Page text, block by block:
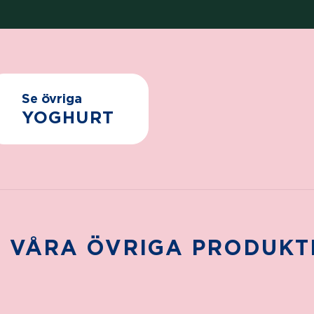
Se övriga
YOGHURT
VÅRA ÖVRIGA